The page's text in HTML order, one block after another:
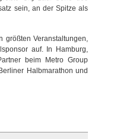
sein, an der Spitze als
größten Veranstaltungen,
auf. In Hamburg,
beim Metro Group
Halbmarathon und